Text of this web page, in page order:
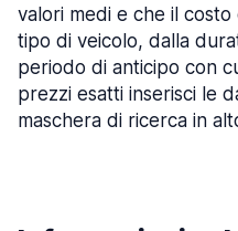
valori medi e che il
tipo di veicolo, dalla
periodo di anticipo con
prezzi esatti inserisci le
maschera di ricerca in